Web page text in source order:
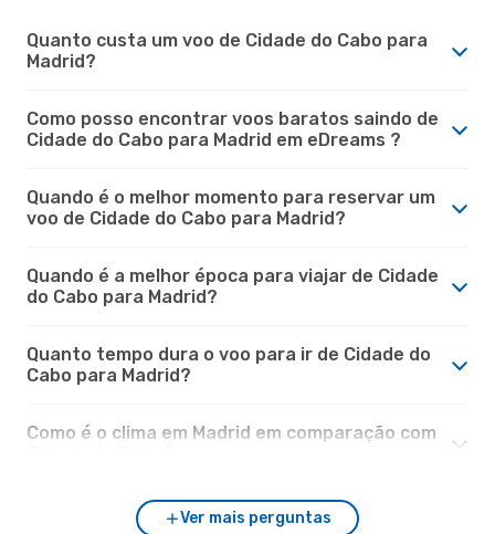
Quanto custa um voo de Cidade do Cabo para
Madrid?
Como posso encontrar voos baratos saindo de
Cidade do Cabo para Madrid em eDreams ?
Quando é o melhor momento para reservar um
voo de Cidade do Cabo para Madrid?
Quando é a melhor época para viajar de Cidade
do Cabo para Madrid?
Quanto tempo dura o voo para ir de Cidade do
Cabo para Madrid?
Como é o clima em Madrid em comparação com
Ver mais perguntas